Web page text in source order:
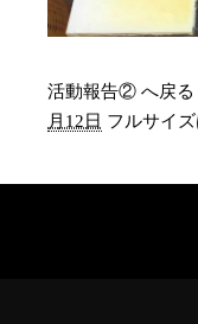
活動報告② へ戻る
月12日 フルサイズ